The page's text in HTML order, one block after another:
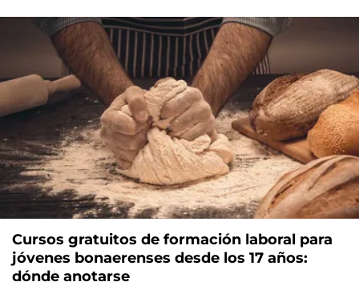
Cursos gratuitos de formación laboral para
jóvenes bonaerenses desde los 17 años:
dónde anotarse